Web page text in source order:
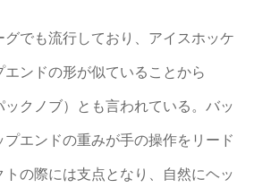
でも流行しており、アイスホッケ
ンドの形が似ていることから
ックノブ）とも言われている。バッ
プエンドの重みが手の操作をリード
トの際には支点となり、自然にヘッ